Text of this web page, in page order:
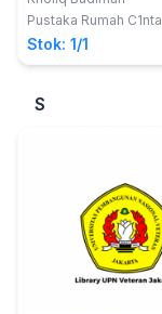
Pustaka Rumah C1nta
Stok: 1/1
S